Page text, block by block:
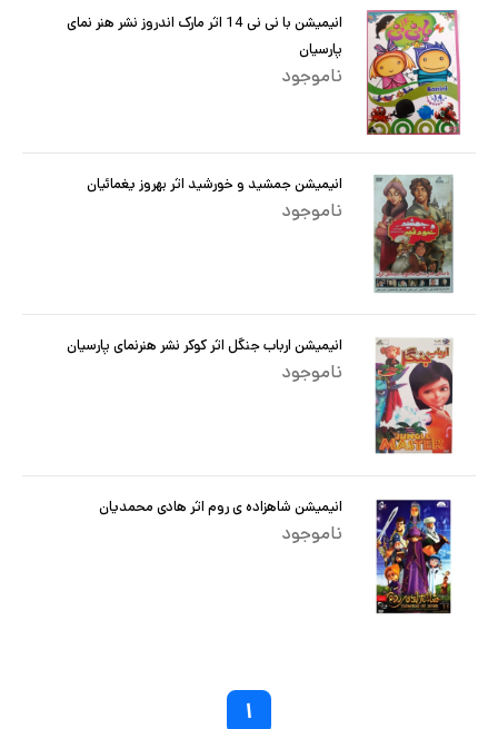
انیمیشن با نی نی 14 اثر مارک اندروز نشر هنر نمای
پارسیان
ناموجود
انیمیشن جمشید و خورشید اثر بهروز یغمائیان
ناموجود
انیمیشن ارباب جنگل اثر کوکر نشر هنرنمای پارسیان
ناموجود
انیمیشن شاهزاده ی روم اثر هادی محمدیان
ناموجود
۱